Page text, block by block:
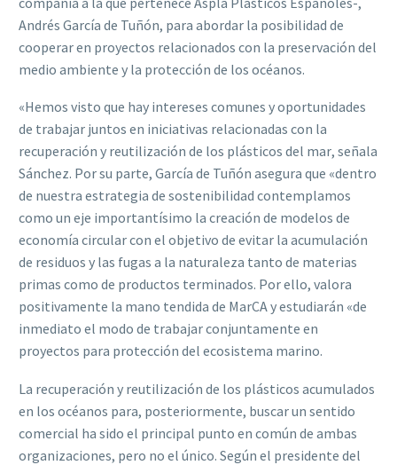
Andrés García de Tuñón, para abordar la posibilidad de
cooperar en proyectos relacionados con la preservación del
medio ambiente y la protección de los océanos.
«Hemos visto que hay intereses comunes y oportunidades
de trabajar juntos en iniciativas relacionadas con la
recuperación y reutilización de los plásticos del mar, señala
Sánchez. Por su parte, García de Tuñón asegura que «dentro
de nuestra estrategia de sostenibilidad contemplamos
como un eje importantísimo la creación de modelos de
economía circular con el objetivo de evitar la acumulación
de residuos y las fugas a la naturaleza tanto de materias
primas como de productos terminados. Por ello, valora
positivamente la mano tendida de MarCA y estudiarán «de
inmediato el modo de trabajar conjuntamente en
proyectos para protección del ecosistema marino.
La recuperación y reutilización de los plásticos acumulados
en los océanos para, posteriormente, buscar un sentido
comercial ha sido el principal punto en común de ambas
organizaciones, pero no el único. Según el presidente del